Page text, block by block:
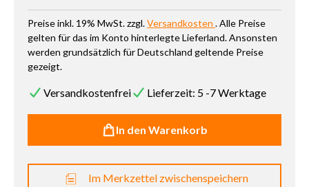
Preise inkl. 19% MwSt. zzgl.Versandkosten . Alle Preise
gelten für das im Konto hinterlegte Lieferland. Ansonsten
werden grundsätzlich für Deutschland geltende Preise
gezeigt.
Versandkostenfrei Lieferzeit: 5 -7 Werktage
In den Warenkorb
Im Merkzettel zwischenspeichern